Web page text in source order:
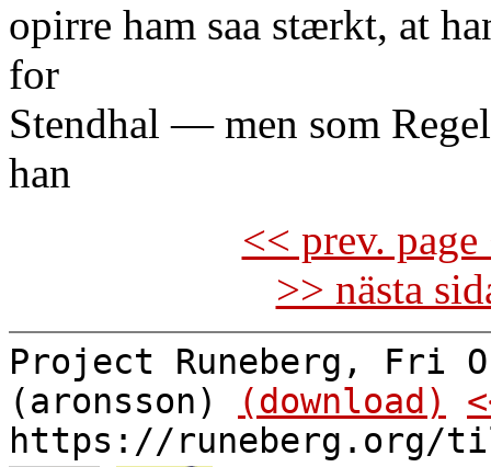
opirre ham saa stærkt, at
for
Stendhal — men som
han
<< prev.
>> nästa
Project Runeberg, Fri
(aronsson)
(download)
https://runeberg.org/